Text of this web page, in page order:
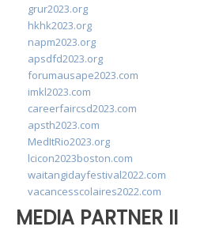
grur2023.org
hkhk2023.org
napm2023.org
apsdfd2023.org
forumausape2023.com
imkl2023.com
careerfaircsd2023.com
apsth2023.com
MedItRio2023.org
lcicon2023boston.com
waitangidayfestival2022.com
vacancesscolaires2022.com
MEDIA PARTNER II